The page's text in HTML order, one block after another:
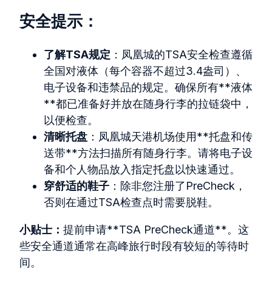
安全提示：
了解TSA规定 ：凤凰城的TSA安全检查遵循
全国对液体（每个容器不超过3.4盎司）、
电子设备和违禁品的规定。确保所有**液体
**都已准备好并放在随身行李的拉链袋中，
以便检查。
清晰托盘 ：凤凰城天港机场使用**托盘和传
送带**方法扫描所有随身行李。请将电子设
备和个人物品放入指定托盘以快速通过。
穿舒适的鞋子 ：除非您注册了PreCheck，
否则在通过TSA检查点时需要脱鞋。
小贴士： 提前申请**TSA PreCheck通道**。这
些安全通道通常在高峰旅行时段有较短的等待时
间。